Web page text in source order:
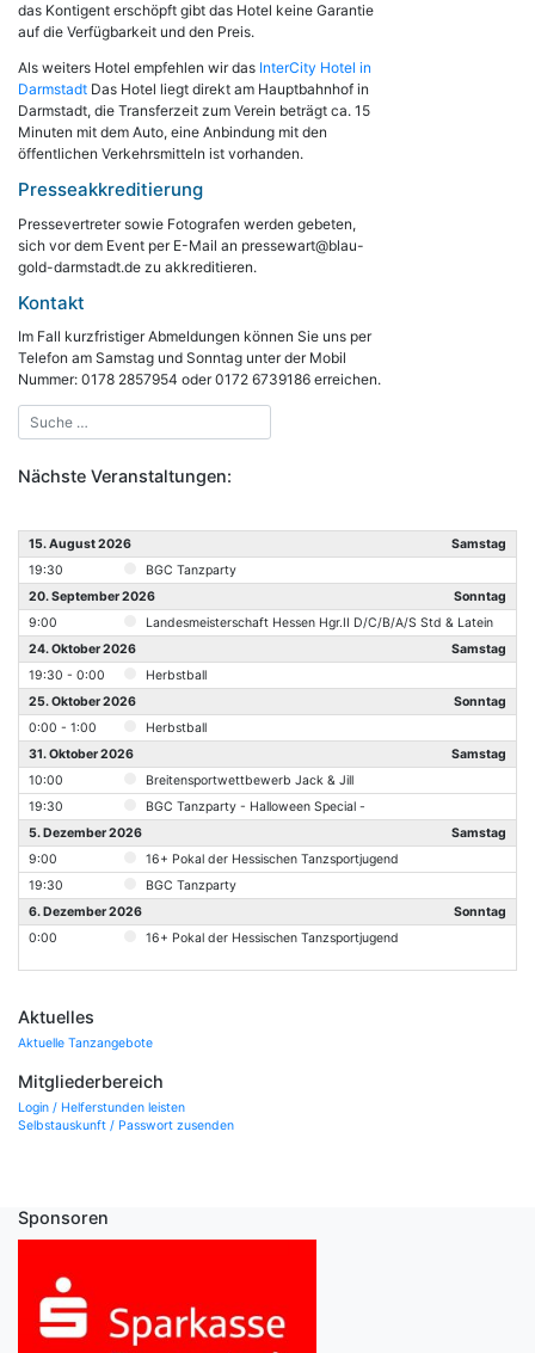
Nächste Veranstaltungen:
15. August 2026
Samstag
19:30
BGC Tanzparty
20. September 2026
Sonntag
9:00
Landesmeisterschaft Hessen Hgr.II D/C/B/A/S Std & Latein
24. Oktober 2026
Samstag
19:30 - 0:00
Herbstball
25. Oktober 2026
Sonntag
0:00 - 1:00
Herbstball
31. Oktober 2026
Samstag
10:00
Breitensportwettbewerb Jack & Jill
19:30
BGC Tanzparty - Halloween Special -
5. Dezember 2026
Samstag
9:00
16+ Pokal der Hessischen Tanzsportjugend
19:30
BGC Tanzparty
6. Dezember 2026
Sonntag
0:00
16+ Pokal der Hessischen Tanzsportjugend
Aktuelles
Aktuelle Tanzangebote
Mitgliederbereich
Login / Helferstunden leisten
Selbstauskunft / Passwort zusenden
das Kontigent erschöpft gibt das Hotel keine Garantie
auf die Verfügbarkeit und den Preis.
Als weiters Hotel empfehlen wir das InterCity Hotel in
Darmstadt Das Hotel liegt direkt am Hauptbahnhof in
Darmstadt, die Transferzeit zum Verein beträgt ca. 15
Minuten mit dem Auto, eine Anbindung mit den
öffentlichen Verkehrsmitteln ist vorhanden.
Presseakkreditierung
Pressevertreter sowie Fotografen werden gebeten,
sich vor dem Event per E-Mail an pressewart@blau-
gold-darmstadt.de zu akkreditieren.
Kontakt
Im Fall kurzfristiger Abmeldungen können Sie uns per
Telefon am Samstag und Sonntag unter der Mobil
Nummer: 0178 2857954 oder 0172 6739186 erreichen.
Sponsoren